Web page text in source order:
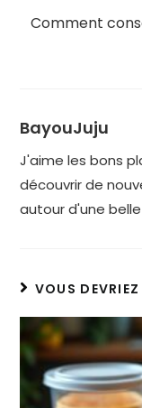
Comment
BayouJuju
J'aime les bons
découvrir de
autour d'une
VOUS